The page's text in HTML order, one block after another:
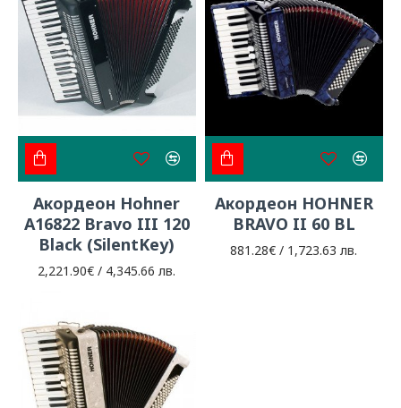
Акордеон Hohner
A16822 Bravo III 120
Black (SilentKey)
2,221.90€ / 4,345.66 лв.
Акордеон HOHNER
BRAVO II 60 BL
881.28€ / 1,723.63 лв.